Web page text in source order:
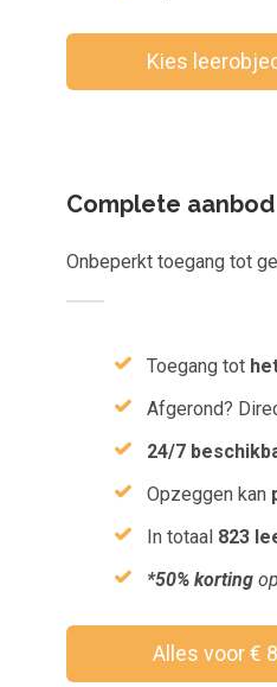
Kies
Complete aanbod
Onbeperkt toegang tot
Toegang tot
Afgerond?
24/7
Opzeggen kan
In totaal 823
*50% korting
Alles voor €